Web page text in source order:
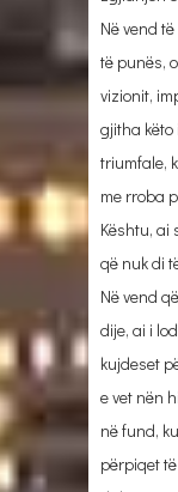
Në vend
të punës,
vizionit,
gjitha këto
triumfale,
me rroba
Kështu, ai
që nuk di
Në vend
dije, ai i
kujdeset
e vet nën
në fund,
përpiqet